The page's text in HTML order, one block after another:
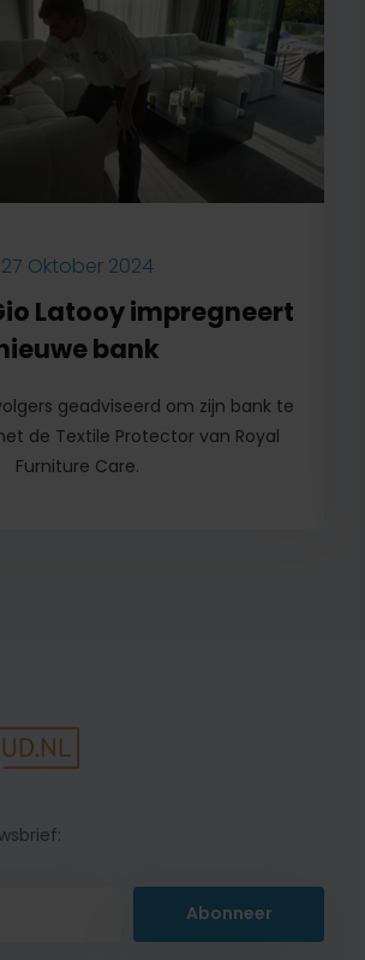
27 Oktober 2024
Latooy impregneert
bank
geadviseerd om zijn bank te
de Textile Protector van Royal
Furniture Care.
Abonneer